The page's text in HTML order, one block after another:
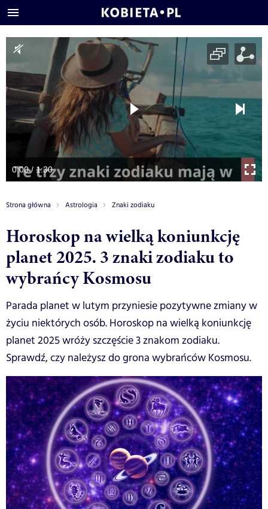
0:00 / 1:30
Strona główna Astrologia Znaki zodiaku
Horoskop na wielką koniunkcję
planet 2025. 3 znaki zodiaku to
wybrańcy Kosmosu
Parada planet w lutym przyniesie pozytywne zmiany w
życiu niektórych osób. Horoskop na wielką koniunkcję
planet 2025 wróży szczęście 3 znakom zodiaku.
Sprawdź, czy należysz do grona wybrańców Kosmosu.